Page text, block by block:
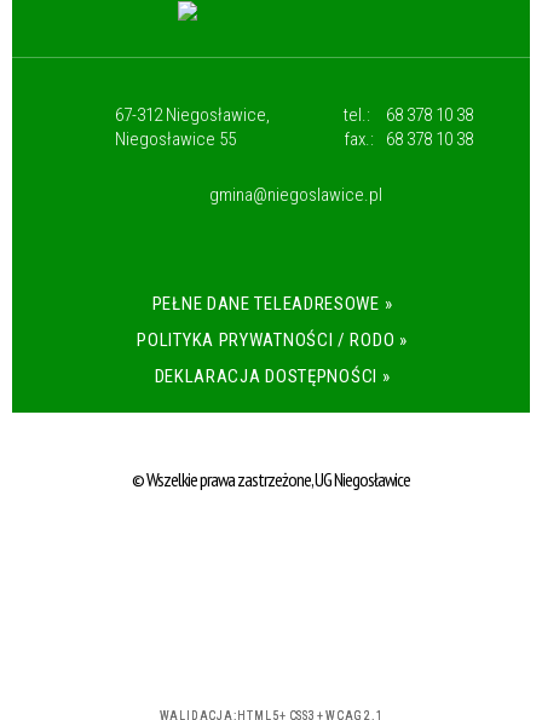
67-312 Niegosławice,
Niegosławice 55
tel.:
68 378 10 38
fax.:
68 378 10 38
gmina@niegoslawice.pl
PEŁNE DANE TELEADRESOWE »
POLITYKA PRYWATNOŚCI / RODO »
DEKLARACJA DOSTĘPNOŚCI »
© Wszelkie prawa zastrzeżone, UG Niegosławice
WALIDACJA: HTML5+ CSS3 +WCAG 2.1